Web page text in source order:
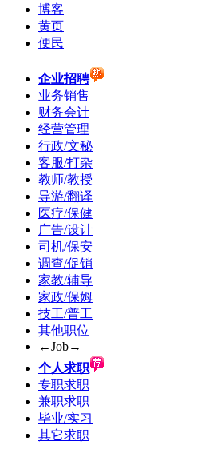
博客
黄页
便民
企业招聘
业务销售
财务会计
经营管理
行政/文秘
客服/打杂
教师/教授
导游/翻译
医疗/保健
广告/设计
司机/保安
调查/促销
家教/辅导
家政/保姆
技工/普工
其他职位
←Job→
个人求职
专职求职
兼职求职
毕业/实习
其它求职